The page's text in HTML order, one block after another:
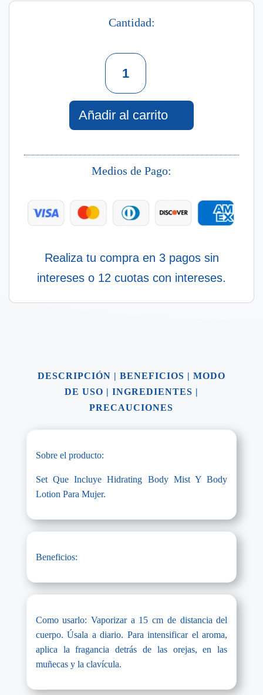
Cantidad:
Set
Coco
Splash
Corporal
Crema
Corporal
Añadir al carrito
Medios de Pago:
Realiza tu compra en 3 pagos sin
intereses o 12 cuotas con intereses.
DESCRIPCIÓN | BENEFICIOS | MODO
DE USO | INGREDIENTES |
PRECAUCIONES
Sobre el producto:
Set Que Incluye Hidrating Body Mist Y Body
Lotion Para Mujer.
Beneficios:
Como usarlo: Vaporizar a 15 cm de distancia del
cuerpo. Úsala a diario. Para intensificar el aroma,
aplica la fragancia detrás de las orejas, en las
muñecas y la clavícula.